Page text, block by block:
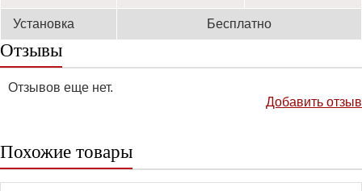
Установка Бесплатно
Отзывы
Отзывов еще нет.
Добавить отзыв
Похожие товары